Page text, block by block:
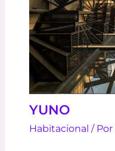
YUNO
Habitacional / Por